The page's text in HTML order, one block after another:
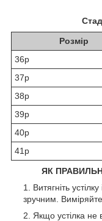
Розмір
36р
37р
38р
39р
40р
41р
ЯК
Витягніть
зручним. Виміряйте
Якщо устілка не